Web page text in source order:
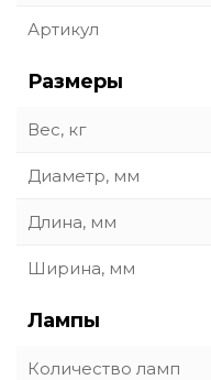
Артикул
Размеры
Вес, кг
Диаметр, мм
Длина, мм
Ширина, мм
Лампы
Количество ламп